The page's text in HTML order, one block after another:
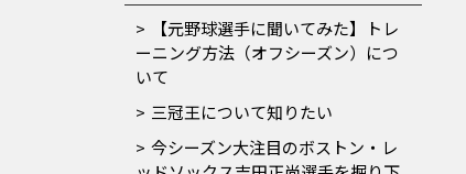
【元野球選手に聞いてみた】トレ
ーニング方法（オフシーズン）につ
いて
三冠王について知りたい
今シーズン大注目のボストン・レ